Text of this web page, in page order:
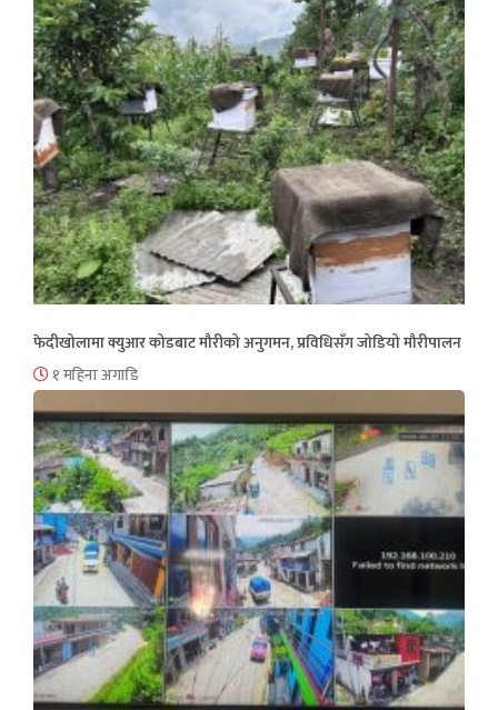
फेदीखोलामा क्युआर कोडबाट मौरीको अनुगमन, प्रविधिसँग जोडियो मौरीपालन
१ महिना अगाडि